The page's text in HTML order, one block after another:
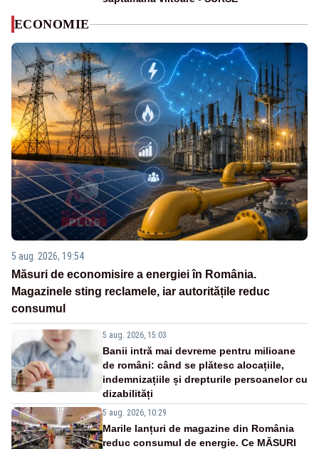
ECONOMIE
5 aug. 2026, 19:54
Măsuri de economisire a energiei în România.
Magazinele sting reclamele, iar autoritățile reduc
consumul
5 aug. 2026, 15:03
Banii intră mai devreme pentru milioane
de români: când se plătesc alocațiile,
indemnizațiile și drepturile persoanelor cu
dizabilități
5 aug. 2026, 10:29
Marile lanțuri de magazine din România
reduc consumul de energie. Ce MĂSURI